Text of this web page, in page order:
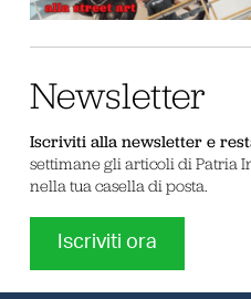
Newsletter
Iscriviti alla newsletter e
settimane gli articoli di Patria
nella tua casella di posta.
Iscriviti ora